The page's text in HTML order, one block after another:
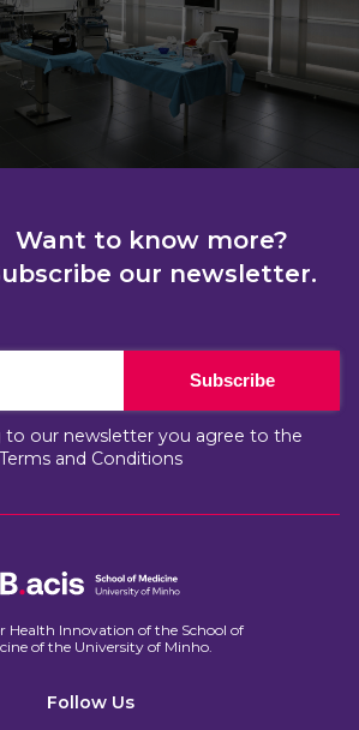
Want to know more?
our newsletter.
Subscribe
to our newsletter you agree to the
Terms and Conditions
Health Innovation of the School of
of the University of Minho.​
Follow Us